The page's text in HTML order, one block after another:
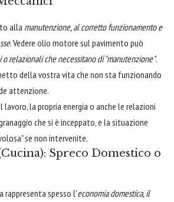
alla manutenzione, al corretto funzionamento e
. Vedere olio motore sul pavimento può
relazionali che necessitano di "manutenzione".
della vostra vita che non sta funzionando
attenzione.
lavoro, la propria energia o anche le relazioni
che si è inceppato, e la situazione
se non intervenite.
Spreco Domestico o
rappresenta spesso l'economia domestica, il